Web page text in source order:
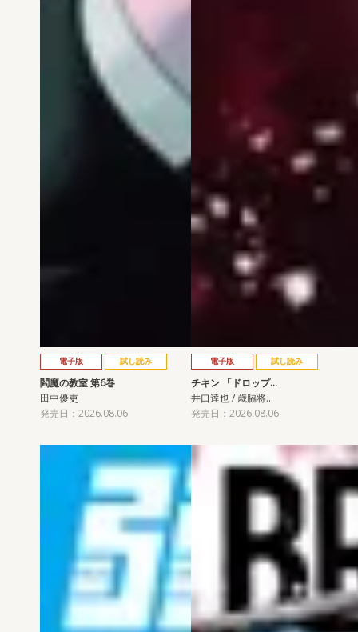
電子版 試し読み
閻魔の教室 第6巻
田中優吏
発売日：2026.08.06
電子版 試し読み
チキン 「ドロップ…
井口達也 / 歳脇将…
発売日：2026.08.06